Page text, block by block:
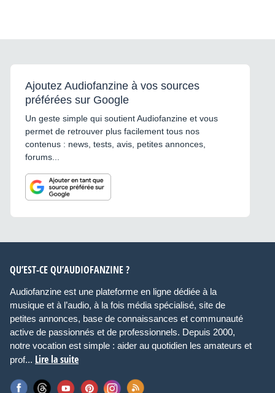
Ajoutez Audiofanzine à vos sources
préférées sur Google
Un geste simple qui soutient Audiofanzine et vous
permet de retrouver plus facilement tous nos
contenus : news, tests, avis, petites annonces,
forums...
QU’EST-CE QU’AUDIOFANZINE ?
Audiofanzine est une plateforme en ligne dédiée à la
musique et à l’audio, à la fois média spécialisé, site de
petites annonces, base de connaissances et communauté
active de passionnés et de professionnels. Depuis 2000,
notre vocation est simple : aider au quotidien les amateurs et
prof... Lire la suite